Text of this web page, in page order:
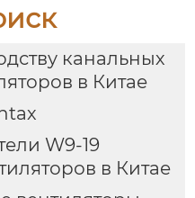
канальных
в Китае
W9-19
в Китае